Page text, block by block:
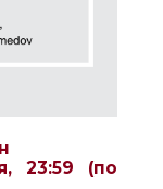
23:59 (по